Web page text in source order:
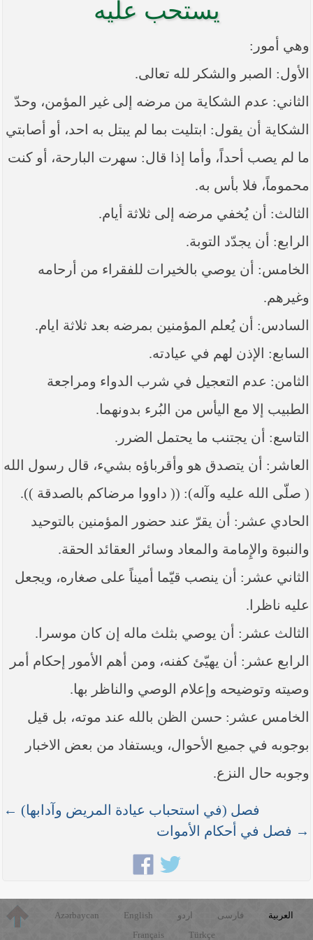
----- تصريح حول الأوضاع الراهنة في العراق
ما ورد في خطبة الجمعة لممثل المرجعية الدينية العليا
في كربلاء المقدسة فضيلة العلاّمة الشيخ عبد المهدي
) بعد سيطرة (داعش) على مناطق واسعة في محافظتي
نينوى وصلاح الدين وإعلانها أنها تستهدف بقية
المحافظات
بيان صادر من مكتب سماحة السيد السيستاني -دام ظلّه
- في النجف الأشرف حول التطورات الأمنية الأخيرة في
محافظة نينوى
يستحب عليه
وهي أمور:
الأول: الصبر والشكر لله تعالى.
الثاني: عدم الشكاية من مرضه إلى غير المؤمن، وحدّ
الشكاية أن يقول: ابتليت بما لم يبتل به احد، أو أصابتي
ما لم يصب أحداً، وأما إذا قال: سهرت البارحة، أو كنت
محموماً، فلا بأس به.
الثالث: أن يُخفي مرضه إلى ثلاثة أيام.
الرابع: أن يجدّد التوبة.
الخامس: أن يوصي بالخيرات للفقراء من أرحامه
وغيرهم.
السادس: أن يُعلم المؤمنين بمرضه بعد ثلاثة ايام.
السابع: الإذن لهم في عيادته.
الثامن: عدم التعجيل في شرب الدواء ومراجعة
الطبيب إلا مع اليأس من البُرء بدونهما.
التاسع: أن يجتنب ما يحتمل الضرر.
العاشر: أن يتصدق هو وأقرباؤه بشيء، قال رسول الله
( صلّى الله عليه وآله): (( داووا مرضاكم بالصدقة )).
الحادي عشر: أن يقرّ عند حضور المؤمنين بالتوحيد
والنبوة والإِمامة والمعاد وسائر العقائد الحقة.
الثاني عشر: أن ينصب قيّما أميناً على صغاره، ويجعل
عليه ناظرا.
الثالث عشر: أن يوصي بثلث ماله إن كان موسرا.
الرابع عشر: أن يهيّئ كفنه، ومن أهم الأمور إحكام أمر
وصيته وتوضيحه وإعلام الوصي والناظر بها.
الخامس عشر: حسن الظن بالله عند موته، بل قيل
بوجوبه في جميع الأحوال، ويستفاد من بعض الاخبار
وجوبه حال النزع.
فصل (في استحباب عيادة المريض وآدابها) ←
→ فصل في أحكام الأموات
العربية فارسی اردو English
Azərbaycan
Türkçe
Français